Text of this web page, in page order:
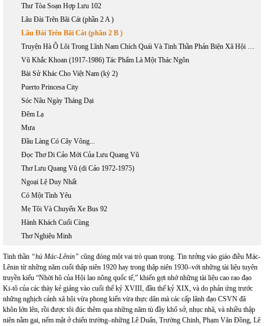
Thư Tòa Soạn Hợp Lưu 102
Lâu Đài Trên Bãi Cát (phần 2 A )
Lâu Đài Trên Bãi Cát (phần 2 B )
Truyện Hà Ô Lôi Trong Lĩnh Nam Chích Quái Và Tinh Thần Phản Biện Xã Hội Dưới Thời Vãn Trần
Vũ Khắc Khoan (1917-1986) Tác Phẩm Là Một Thác Ngôn
Bài Sử Khác Cho Việt Nam (kỳ 2)
Puerto Princesa City
Sóc Nâu Ngày Tháng Dại
Đêm Lạ
Mưa
Đầu Làng Có Cây Vông...
Đọc Thơ Di Cảo Mới Của Lưu Quang Vũ
Thơ Lưu Quang Vũ (di Cảo 1972-1975)
Ngoại Lệ Duy Nhất
Có Một Tình Yêu
Mẹ Tôi Và Chuyến Xe Bus 92
Hành Khách Cuối Cùng
Thơ Nghiêu Minh
Tinh thần “hủ Mác-Lênin” cũng đóng một vai trò quan trọng. Tin tưởng vào giáo điều Mác-
Lênin từ những năm cuối thập niên 1920 hay trong thập niên 1930–với những tài liệu tuyên
truyền kiểu “Nhời hô của Hội lao nông quốc tế,” khiến gợi nhớ những tài liệu cao rao đạo
Ki-tô của các thày kẻ giảng vào cuối thế kỷ XVIII, đầu thế kỷ XIX, và do phản ứng trước
những nghịch cảnh xã hội vừa phong kiến vừa thực dân mà các cấp lãnh đạo CSVN đã
khôn lớn lên, rồi được tôi đúc thêm qua những năm tù đầy khổ sở, nhục nhã, và nhiều thập
niên nằm gai, nếm mật ở chiến trường–những Lê Duẩn, Trường Chinh, Phạm Văn Đồng, Lê